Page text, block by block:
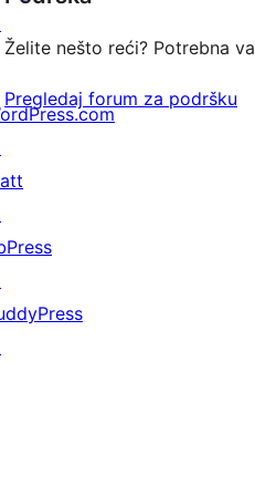
Želite nešto reći? Potrebna
Pregledaj forum za podršku